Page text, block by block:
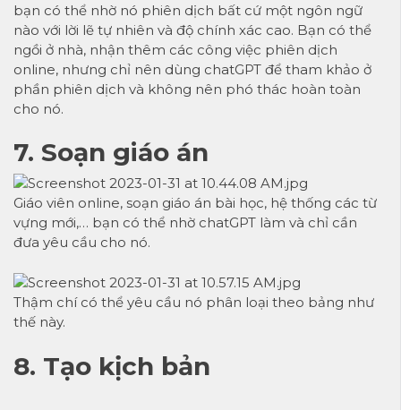
bạn có thể nhờ nó phiên dịch bất cứ một ngôn ngữ
nào với lời lẽ tự nhiên và độ chính xác cao. Bạn có thể
ngồi ở nhà, nhận thêm các công việc phiên dịch
online, nhưng chỉ nên dùng chatGPT để tham khảo ở
phần phiên dịch và không nên phó thác hoàn toàn
cho nó.
7. Soạn giáo án
Giáo viên online, soạn giáo án bài học, hệ thống các từ
vựng mới,… bạn có thể nhờ chatGPT làm và chỉ cần
đưa yêu cầu cho nó.
Thậm chí có thể yêu cầu nó phân loại theo bảng như
thế này.
8. Tạo kịch bản